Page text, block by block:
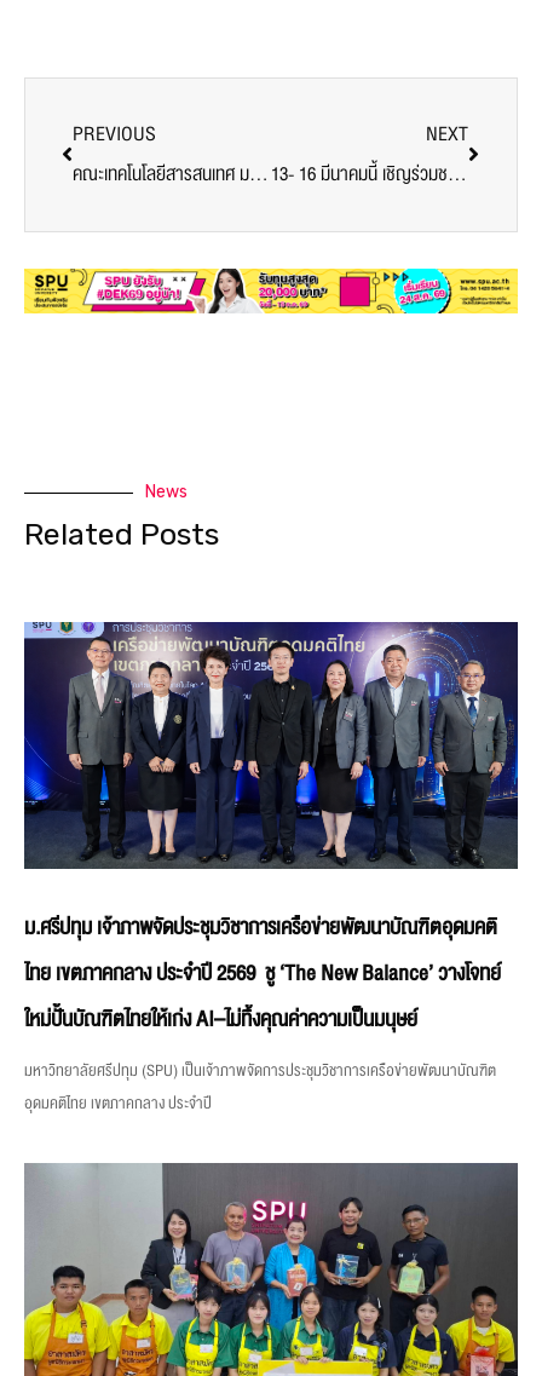
PREVIOUS
คณะเทคโนโลยีสารสนเทศ ม.ศรีปทุม เชิญฟังบรรยาย “งานวิจัยด้านธุรกรรมอิเล็กทรอนิกส์”
NEXT
13- 16 มีนาคมนี้ เชิญร่วมชมงาน SPU Book Fair 2017 @มหาวิทยาลัยศรีปทุม
News
Related Posts
ม.ศรีปทุม เจ้าภาพจัดประชุมวิชาการเครือข่ายพัฒนาบัณฑิตอุดมคติ
ไทย เขตภาคกลาง ประจำปี 2569 ชู ‘The New Balance’ วางโจทย์
ใหม่ปั้นบัณฑิตไทยให้เก่ง AI–ไม่ทิ้งคุณค่าความเป็นมนุษย์
มหาวิทยาลัยศรีปทุม (SPU) เป็นเจ้าภาพจัดการประชุมวิชาการเครือข่ายพัฒนาบัณฑิต
อุดมคติไทย เขตภาคกลาง ประจำปี